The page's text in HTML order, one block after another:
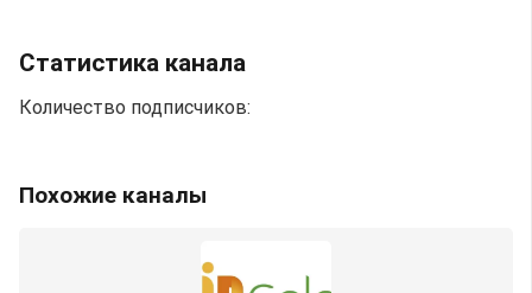
Статистика канала
Количество подписчиков:
Похожие каналы